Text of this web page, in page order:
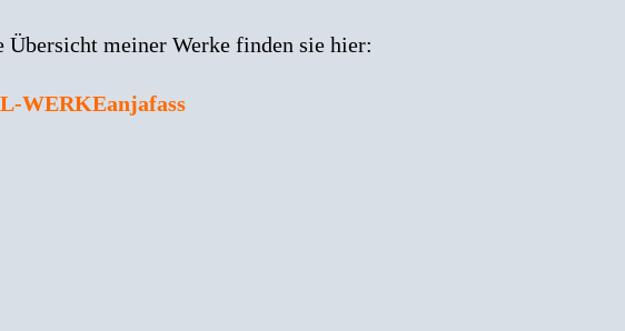
Übersicht meiner Werke finden sie hier:
WERKEanjafass